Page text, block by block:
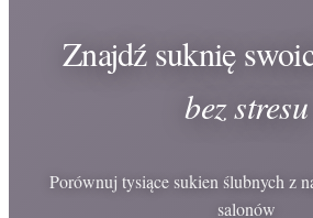
Znajdź suknię
bez stresu
Porównuj tysiące sukien ślubnych z
salonów